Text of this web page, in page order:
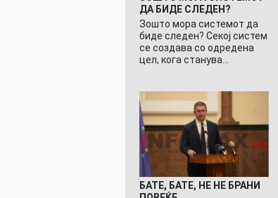
ДА БИДЕ СЛЕДЕН?
Зошто мора системот да
биде следен? Секој систем
се создава со одредена
цел, кога станува…
БАТЕ, БАТЕ, НЕ НЕ БРАНИ